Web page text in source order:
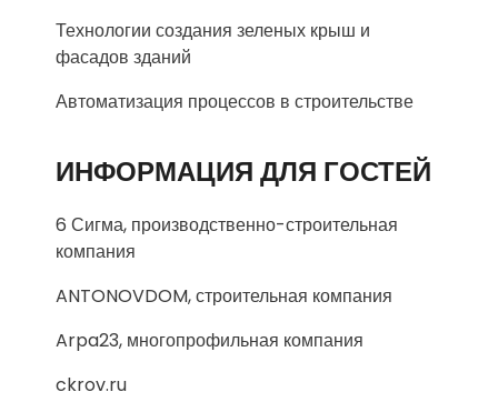
Технологии создания зеленых крыш и
фасадов зданий
Автоматизация процессов в строительстве
ИНФОРМАЦИЯ ДЛЯ ГОСТЕЙ
6 Сигма, производственно-строительная
компания
ANTONOVDOM, строительная компания
Arpa23, многопрофильная компания
ckrov.ru